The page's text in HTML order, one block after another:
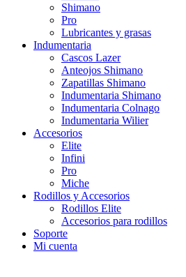
Shimano
Pro
Lubricantes y grasas
Indumentaria
Cascos Lazer
Anteojos Shimano
Zapatillas Shimano
Indumentaria Shimano
Indumentaria Colnago
Indumentaria Wilier
Accesorios
Elite
Infini
Pro
Miche
Rodillos y Accesorios
Rodillos Elite
Accesorios para rodillos
Soporte
Mi cuenta